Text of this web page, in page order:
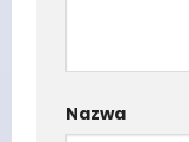
Nazwa